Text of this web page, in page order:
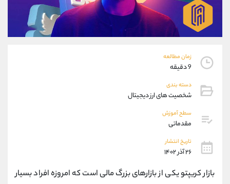
زمان مطالعه
9 دقیقه
دسته بندی
شخصیت های ارز دیجیتال
سطح آموزش
مقدماتی
تاریخ انتشار
۲۶ آذر ۱۴۰۲
بازار کریپتو یکی از بازارهای بزرگ مالی است که امروزه افراد بسیار
09927779040
واتساپ شروع گفتگو
تلگرام @Armteam_admin_por
پشتیبان فروش
موبایل
واتساپ
داخلی
اطلاعات تماس (دفتر فروش)
تلفن 021-22021030